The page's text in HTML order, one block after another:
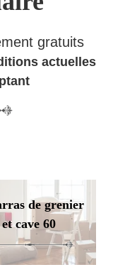
gratuits
actuelles
de grenier
et cave 60